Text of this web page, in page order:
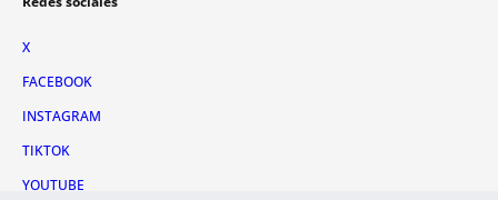
X
FACEBOOK
INSTAGRAM
TIKTOK
YOUTUBE